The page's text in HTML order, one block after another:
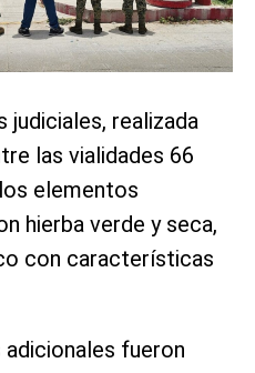
judiciales, realizada
las vialidades 66
elementos
hierba verde y seca,
con características
fueron